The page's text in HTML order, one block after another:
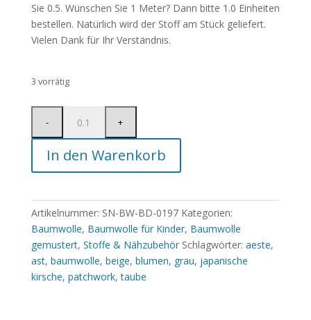
Sie 0.5. Wünschen Sie 1 Meter? Dann bitte 1.0 Einheiten
bestellen. Natürlich wird der Stoff am Stück geliefert.
Vielen Dank für Ihr Verständnis.
3 vorrätig
In den Warenkorb
Artikelnummer: SN-BW-BD-0197 Kategorien:
Baumwolle, Baumwolle für Kinder, Baumwolle
gemustert, Stoffe & Nähzubehör Schlagwörter: aeste,
ast, baumwolle, beige, blumen, grau, japanische
kirsche, patchwork,taube